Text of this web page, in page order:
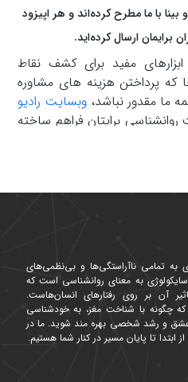
با ما مطرح کرده‌اند و هر اپیزود
برایمان ارسال کرده‌اید.
مفید برای کشف نقاط
پرداختن هزینه های مشاوره
ما مقدور نباشد،وبسایت رادیو
برایتان فراهم ساخته
و کاربرد آن در زندگی
خود را به بهترین صورت
در این اپیزودها مطرح شده و
و برای حل مشکلات خود به
اولیه شما برای شناسایی
نرم میکنید و از طریق
می‌توانید نسبت به مشکل خود
رفع آن اقدام کنید.
به تمامی ناآراستگی‌ها و بی‌نظمی‌های
به معنای روانشناسی است که
آن بر روی رفتارهای انسان‌هاست.
چگونه با شناخت مغز، به خودشناسی
عشق و رشد شخصی بهره مند شوید. ما در
ابتدا تا پایان مسیر در کنار شما هستیم.